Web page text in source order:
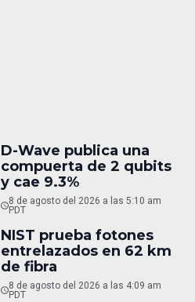
D-Wave publica una
compuerta de 2 qubits
y cae 9.3%
8 de agosto del 2026 a las 5:10 am
PDT
NIST prueba fotones
entrelazados en 62 km
de fibra
8 de agosto del 2026 a las 4:09 am
PDT